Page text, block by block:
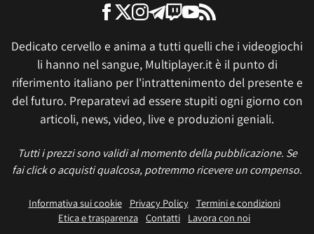
Dedicato cervello e anima a tutti quelli che i videogiochi
li hanno nel sangue, Multiplayer.it è il punto di
riferimento italiano per l'intrattenimento del presente e
del futuro. Preparatevi ad essere stupiti ogni giorno con
articoli, news, video, live e produzioni geniali.
Tutti i prezzi sono validi al momento della pubblicazione. Se
fai click o acquisti qualcosa, potremmo ricevere un compenso.
Informativa sui cookie Privacy Policy
Termini e condizioni
Etica e trasparenza Contatti
Lavora con noi